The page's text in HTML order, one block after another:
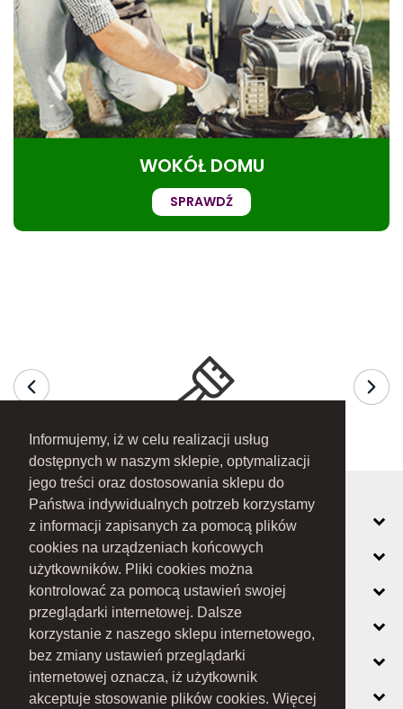
Informujemy, iż w celu realizacji usług
dostępnych w naszym sklepie, optymalizacji
jego treści oraz dostosowania sklepu do
Państwa indywidualnych potrzeb korzystamy
z informacji zapisanych za pomocą plików
cookies na urządzeniach końcowych
użytkowników. Pliki cookies można
kontrolować za pomocą ustawień swojej
przeglądarki internetowej. Dalsze
korzystanie z naszego sklepu internetowego,
bez zmiany ustawień przeglądarki
internetowej oznacza, iż użytkownik
akceptuje stosowanie plików cookies. Więcej
WOKÓŁ DOMU
SPRAWDŹ
MOJE KONTO
INFORMACJE
O FIRMIE
ZOBACZ RÓWNIEŻ
KONTAKT
NEWSLETTER